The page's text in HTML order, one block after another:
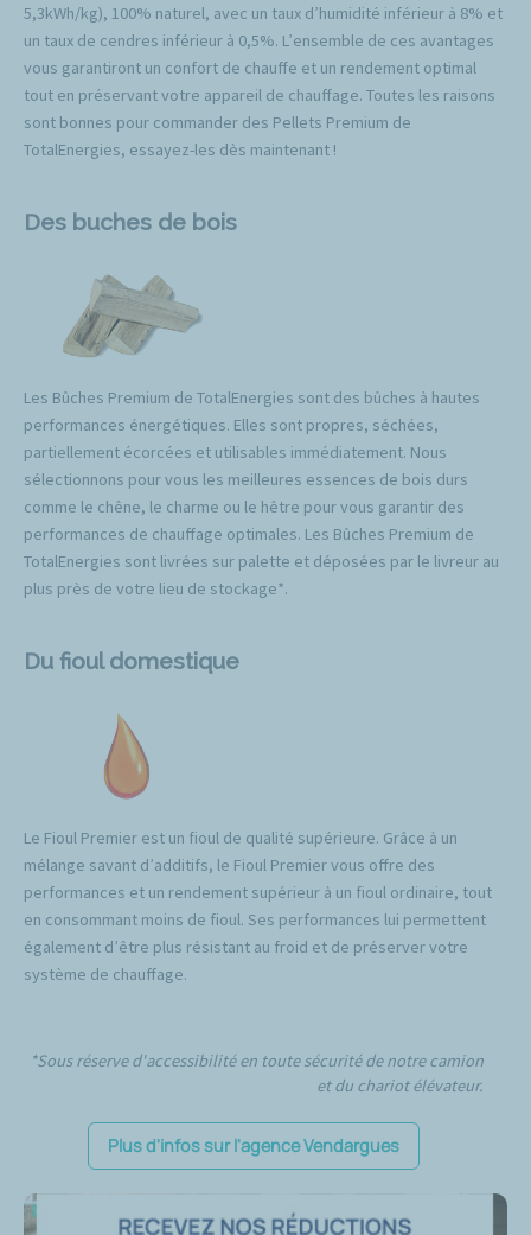
5,3kWh/kg), 100% naturel, avec un taux d’humidité inférieur à 8% et
un taux de cendres inférieur à 0,5%. L’ensemble de ces avantages
vous garantiront un confort de chauffe et un rendement optimal
tout en préservant votre appareil de chauffage. Toutes les raisons
sont bonnes pour commander des Pellets Premium de
TotalEnergies, essayez-les dès maintenant !
Des buches de bois
Les Bûches Premium de TotalEnergies sont des bûches à hautes
performances énergétiques. Elles sont propres, séchées,
partiellement écorcées et utilisables immédiatement. Nous
sélectionnons pour vous les meilleures essences de bois durs
comme le chêne, le charme ou le hêtre pour vous garantir des
performances de chauffage optimales. Les Bûches Premium de
TotalEnergies sont livrées sur palette et déposées par le livreur au
plus près de votre lieu de stockage*.
Du fioul domestique
Le Fioul Premier est un fioul de qualité supérieure. Grâce à un
mélange savant d’additifs, le Fioul Premier vous offre des
performances et un rendement supérieur à un fioul ordinaire, tout
en consommant moins de fioul. Ses performances lui permettent
également d’être plus résistant au froid et de préserver votre
système de chauffage.
*Sous réserve d'accessibilité en toute sécurité de notre camion
et du chariot élévateur.
Plus d'infos sur l'agence Vendargues